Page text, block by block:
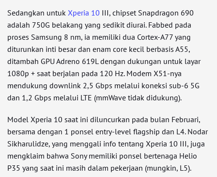
Sedangkan untuk Xperia 10 III, chipset Snapdragon 690
adalah 750G belakang yang sedikit diurai. Fabbed pada
proses Samsung 8 nm, ia memiliki dua Cortex-A77 yang
diturunkan inti besar dan enam core kecil berbasis A55,
ditambah GPU Adreno 619L dengan dukungan untuk layar
1080p + saat berjalan pada 120 Hz. Modem X51-nya
mendukung downlink 2,5 Gbps melalui koneksi sub-6 5G
dan 1,2 Gbps melalui LTE (mmWave tidak didukung).
Model Xperia 10 saat ini diluncurkan pada bulan Februari,
bersama dengan 1 ponsel entry-level flagship dan L4. Nodar
Sikharulidze, yang menggali info tentang Xperia 10 III, juga
mengklaim bahwa Sony memiliki ponsel bertenaga Helio
P35 yang saat ini masih dalam pekerjaan (mungkin, L5).